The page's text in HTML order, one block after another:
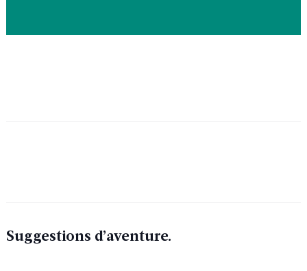
Suggestions d’aventure.